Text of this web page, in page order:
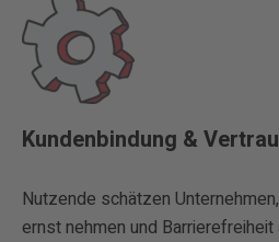
Kundenbindung &
Nutzende schätzen
ernst nehmen und